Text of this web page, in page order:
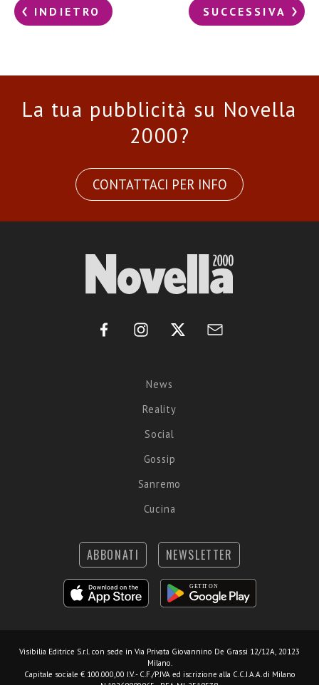
INDIETRO SUCCESSIVA
La tua pubblicità su Novella
2000?
CONTATTACI PER INFO
News
Reality
Social
Gossip
Sanremo
Cucina
ABBONATI NEWSLETTER
Visibilia Editrice S.r.l. con sede in Via Privata Giovannino De Grassi 12/12A, 20123
Milano.
Capitale sociale € 100.000,00 I.V. - C.F./P.IVA ed iscrizione alla C.C.I.A.A. di Milano